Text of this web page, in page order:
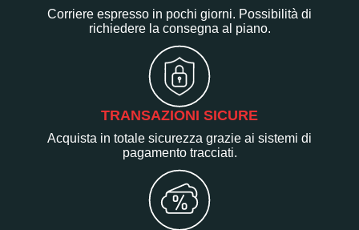
Corriere espresso in pochi giorni. Possibilità di
richiedere la consegna al piano.
TRANSAZIONI SICURE
Acquista in totale sicurezza grazie ai sistemi di
pagamento tracciati.